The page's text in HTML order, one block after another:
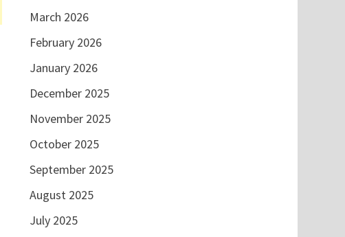
March 2026
February 2026
January 2026
December 2025
November 2025
October 2025
September 2025
August 2025
July 2025